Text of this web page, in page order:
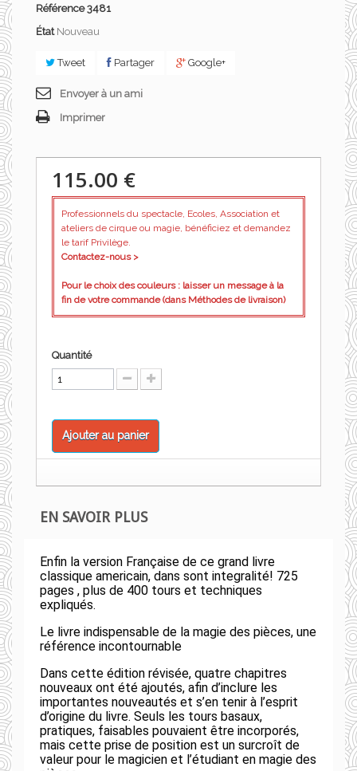
Référence 3481
État Nouveau
Tweet Partager Google+
Envoyer à un ami
Imprimer
115.00 €
Professionnels du spectacle, Ecoles, Association et
ateliers de cirque ou magie, bénéficiez et demandez
le tarif Privilège.
Contactez-nous >
Pour le choix des couleurs : laisser un message à la
fin de votre commande (dans Méthodes de livraison)
Quantité
Ajouter au panier
EN SAVOIR PLUS
Enfin la version Française de ce grand livre
classique americain, dans sont integralité! 725
pages , plus de 400 tours et techniques
expliqués.
Le livre indispensable de la magie des pièces, une
référence incontournable
Dans cette édition révisée, quatre chapitres
nouveaux ont été ajoutés, afin d’inclure les
importantes nouveautés et s’en tenir à l’esprit
d’origine du livre. Seuls les tours basaux,
pratiques, faisables pouvaient être incorporés,
mais cette prise de position est un surcroît de
valeur pour le magicien et l’étudiant en magie des